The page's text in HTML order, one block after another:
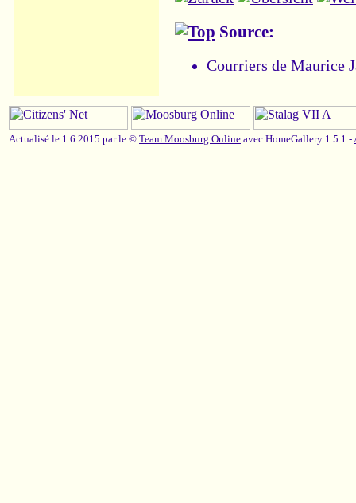
Source:
Courriers de Maurice
Actualisé le 1.6.2015 par le © Team Moosburg Online avec HomeGallery 1.5.1 -